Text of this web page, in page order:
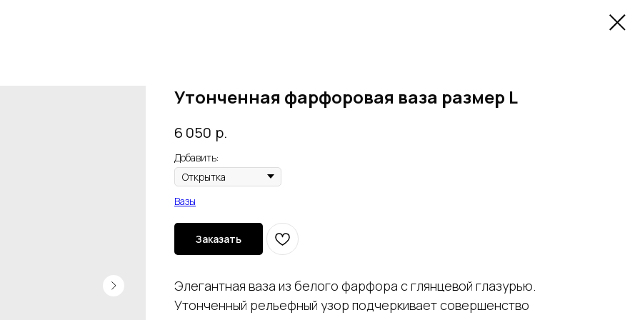
Утонченная фарфоровая ваза размер L
6 050 р.
Добавить:
Вазы
Заказать
Элегантная ваза из белого фарфора с глянцевой глазурью.
Утонченный рельефный узор подчеркивает совершенство